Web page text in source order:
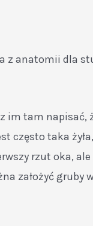
z anatomii dla
im tam napisać,
często taka
rzut oka,
założyć gruby